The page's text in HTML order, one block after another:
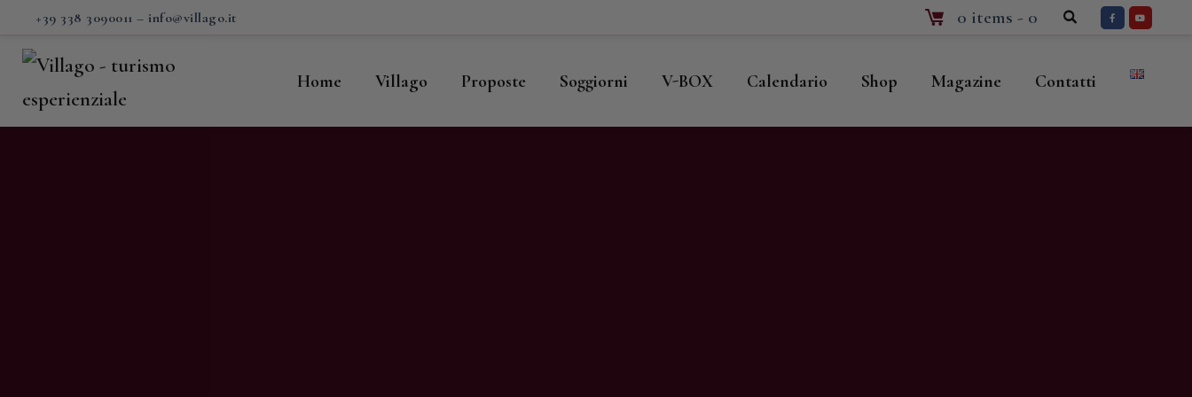
+39 338 3090011 – info@villago.it 0 items - 0
Home Villago Proposte Soggiorni V-BOX Calendario Shop Magazine Contatti
Villago
Proposte